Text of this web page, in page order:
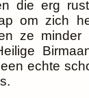
die erg
om zich
ze
echte